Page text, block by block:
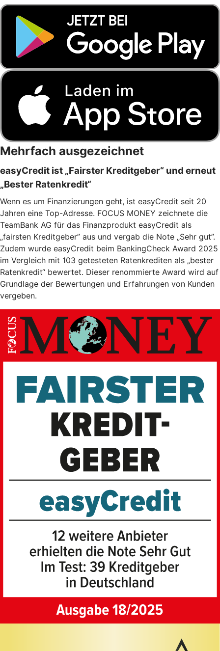
Mehrfach ausgezeichnet
easyCredit ist „Fairster Kreditgeber“ und erneut
„Bester Ratenkredit“
Wenn es um Finanzierungen geht, ist easyCredit seit 20
Jahren eine Top-Adresse. FOCUS MONEY zeichnete die
TeamBank AG für das Finanzprodukt easyCredit als
„fairsten Kreditgeber” aus und vergab die Note „Sehr gut”.
Zudem wurde easyCredit beim BankingCheck Award 2025
im Vergleich mit 103 getesteten Ratenkrediten als „bester
Ratenkredit“ bewertet. Dieser renommierte Award wird auf
Grundlage der Bewertungen und Erfahrungen von Kunden
vergeben.